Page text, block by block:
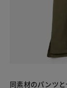
同素材のパンツ